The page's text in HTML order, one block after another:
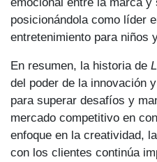
posicionándola como líder
entretenimiento para niños
En resumen, la historia de
del poder de la innovación
para superar desafíos y
mercado competitivo en
enfoque en la creatividad,
con los clientes continúa